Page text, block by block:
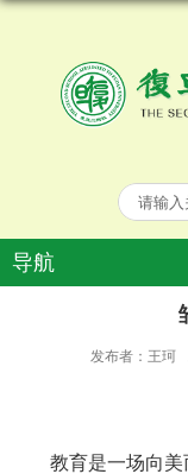
导航
发布者：王珂
教育是一场向美